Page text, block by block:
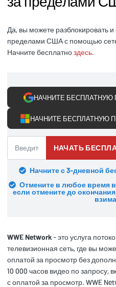
Да, вы можете разблокировать и
пределами США с помощью
Начните бесплатноздесь.
НАЧНИТЕ БЕСПЛАТНУЮ
НАЧНИТЕ БЕСПЛАТНУЮ
НАЧАТЬ
Начните с 3-дневной
Отмените в любое время
если отмените до
WWE Network- это услуга
телевизионная сеть, где вы
оплатой за просмотр без
10 000 часов видео по запросу,
с оплатой за просмотр. WWE